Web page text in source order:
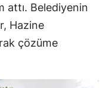
attı. Belediyenin
Hazine
çözüme